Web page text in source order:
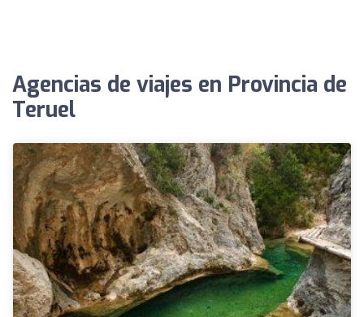
Agencias de viajes en Provincia de
Teruel